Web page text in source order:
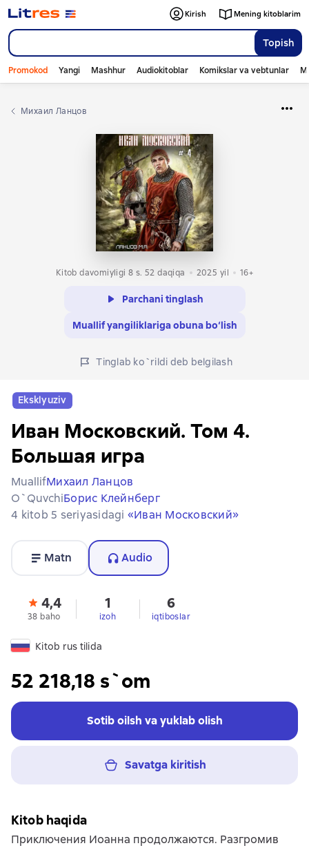
Topish
Kirish Mening kitoblarim
Promokod Yangi Mashhur Audiokitoblar Komikslar va vebtunlar
Михаил Ланцов
Kitob davomiyligi 8 s. 52 daqiqa 2025 yil 16+
Parchani tinglash
Muallif yangiliklariga obuna bo‘lish
Tinglab ko`rildi deb belgilash
Eksklyuziv
Иван Московский. Том 4.
Большая игра
MuallifМихаил Ланцов
O`quvchiБорис Клейнберг
4 kitob 5 seriyasidagi «Иван Московский»
Matn Audio
4,4
38 baho
1
izoh
6
iqtiboslar
Kitob rus tilida
52 218,18 s`om
Sotib oilsh va yuklab olish
Savatga kiritish
Kitob haqida
Приключения Иоанна продолжаются. Разгромив